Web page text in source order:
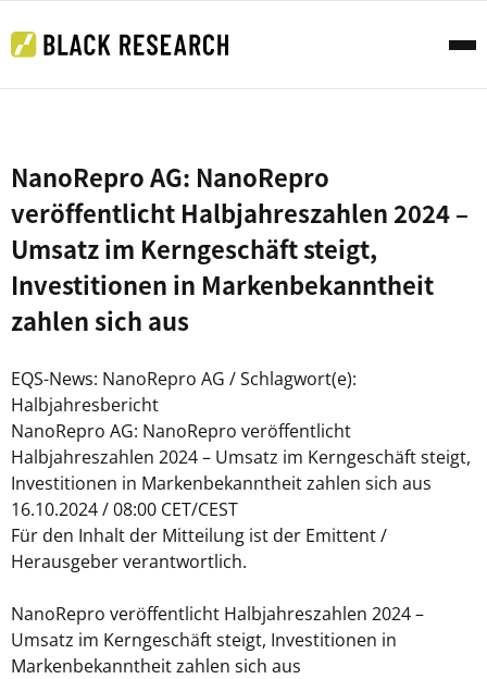
NanoRepro AG: NanoRepro
veröffentlicht Halbjahreszahlen 2024 –
Umsatz im Kerngeschäft steigt,
Investitionen in Markenbekanntheit
zahlen sich aus
EQS-News: NanoRepro AG / Schlagwort(e):
Halbjahresbericht
NanoRepro AG: NanoRepro veröffentlicht
Halbjahreszahlen 2024 – Umsatz im Kerngeschäft steigt,
Investitionen in Markenbekanntheit zahlen sich aus
16.10.2024 / 08:00 CET/CEST
Für den Inhalt der Mitteilung ist der Emittent /
Herausgeber verantwortlich.
NanoRepro veröffentlicht Halbjahreszahlen 2024 –
Umsatz im Kerngeschäft steigt, Investitionen in
Markenbekanntheit zahlen sich aus